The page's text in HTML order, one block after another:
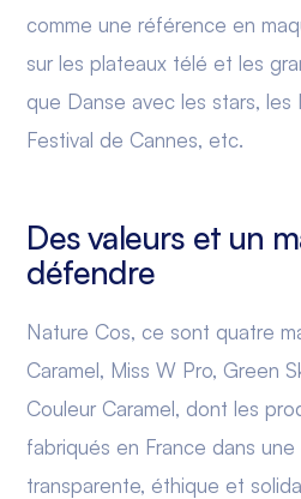
comme une référence en
sur les plateaux télé et les
que Danse avec les stars, les
Festival de Cannes, etc.
Des valeurs et un
défendre
Nature Cos, ce sont quatre
Caramel, Miss W Pro, Green
Couleur Caramel, dont les
fabriqués en France dans une
transparente, éthique et